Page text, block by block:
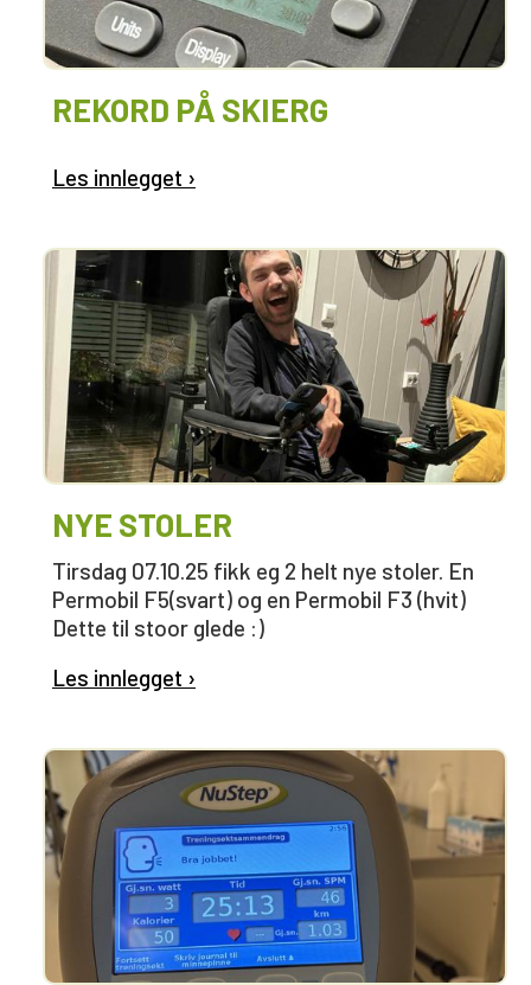
REKORD PÅ SKIERG
Les innlegget ›
NYE STOLER
Tirsdag 07.10.25 fikk eg 2 helt nye stoler. En
Permobil F5(svart) og en Permobil F3 (hvit)
Dette til stoor glede :)
Les innlegget ›